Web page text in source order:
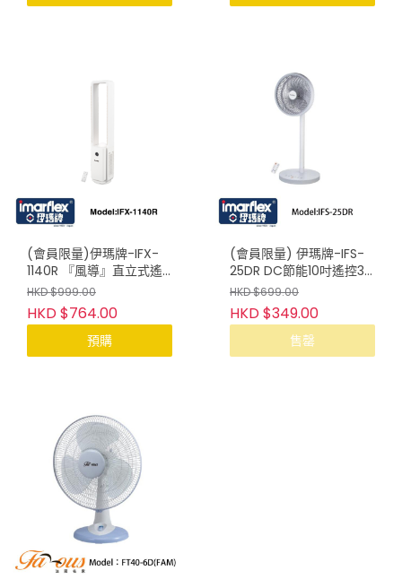
(會員限量)伊瑪牌-IFX-
1140R 『風導』直立式遙
控無葉強風扇
HKD $999.00
HKD $764.00
預購
(會員限量) 伊瑪牌-IFS-
25DR DC節能10吋遙控3D
迷你地扇
HKD $699.00
HKD $349.00
售罄